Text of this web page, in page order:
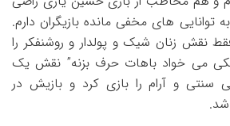
های مخفی مانده بازیگران دارم.
نقش زنان شیک و پولدار و روشنفکر را
می خواد باهات حرف بزنه” نقش یک
سنتی و آرام را بازی کرد و بازیش در